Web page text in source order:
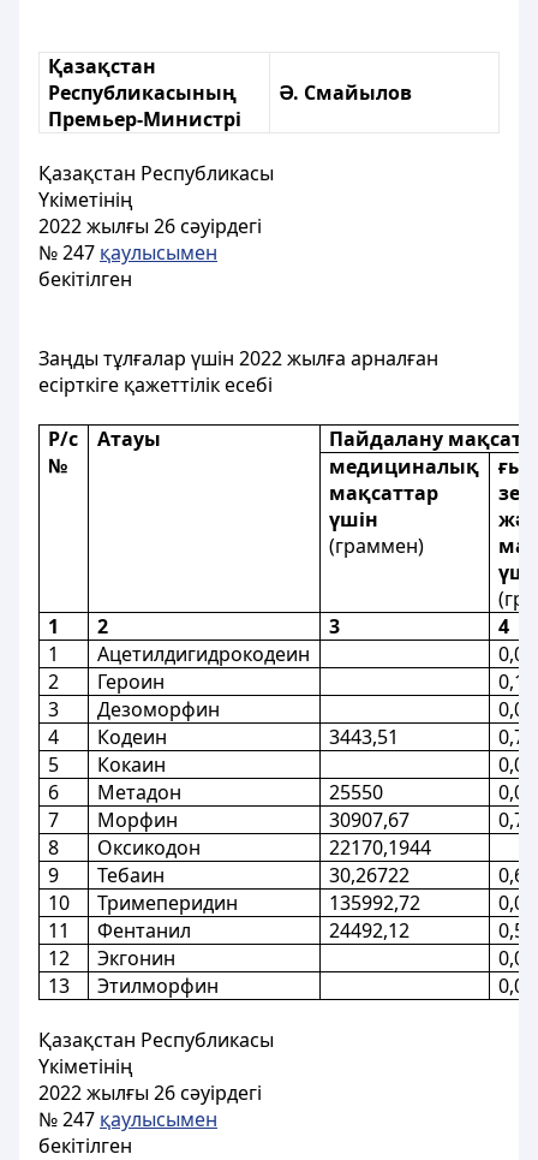
Қазақстан
Республикасының
Премьер-Министрі
Ә. Смайылов
Қазақстан Республикасы
Yкiметiнiң
2022 жылғы 26 сәуірдегі
№ 247 қаулысымен
бекiтілген
Заңды тұлғалар үшін 2022 жылға арналған
есiрткiге қажеттiлiк есебi
P/c
№
Атауы
Пайдалану
медициналық
мақсаттар
үшін
(граммен)
1
2 3
4
1
Ацетилдигидрокодеин
2
Героин
0,17
3
Дезоморфин
0,02
4
Кодеин 3443,51
5
Кокаин
6
Метадон 25550
0,07
7
Морфин 30907,67
8
Оксикодон
22170,1944
9
Тебаин 30,26722
10
Тримеперидин 135992,72
11
Фентанил 24492,12
12
Экгонин
0,02
13
Этилморфин
Қазақстан Республикасы
Yкiметiнiң
2022 жылғы 26 сәуірдегі
№ 247 қаулысымен
бекiтілген